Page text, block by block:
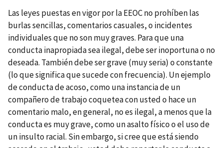
Las leyes puestas en vigor por la EEOC no prohíben las
burlas sencillas, comentarios casuales, o incidentes
individuales que no son muy graves. Para que una
conducta inapropiada sea ilegal, debe ser inoportuna o no
deseada. También debe ser grave (muy seria) o constante
(lo que significa que sucede con frecuencia). Un ejemplo
de conducta de acoso, como una instancia de un
compañero de trabajo coquetea con usted o hace un
comentario malo, en general, no es ilegal, a menos que la
conducta es muy grave, como un asalto físico o el uso de
un insulto racial. Sin embargo, si cree que está siendo